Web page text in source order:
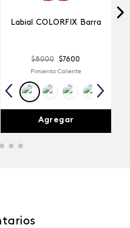
Labial COLORFIX Barra
$8000 $7600
Pimienta Caliente
Agregar